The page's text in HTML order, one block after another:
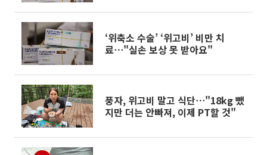
‘위축소 수술’ ‘위고비’ 비만 치
료⋯"실손 보상 못 받아요"
풍자, 위고비 말고 식단⋯"18kg 뺐
지만 더는 안빠져, 이제 PT할 것"